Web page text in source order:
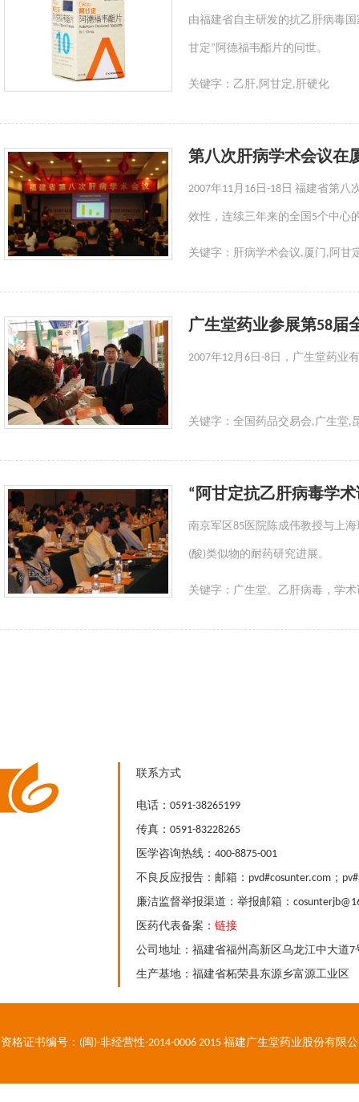
由福建省自主研发的抗乙肝病毒
甘定”阿德福韦酯片的问世。
关键字： 乙肝,阿甘定,肝硬化
第八次肝病学术会议在
2007年11月16日-18日 福建省第
效性，连续三年来的全国5个中心
关键字： 肝病学术会议,厦门,阿甘
广生堂药业参展第58届
2007年12月6日-8日，广生堂药业
关键字： 全国药品交易会,广生堂,
“阿甘定抗乙肝病毒学
南京军区85医院陈成伟教授与上
(酸)类似物的耐药研究进展。
关键字： 广生堂。乙肝病毒，学术
联系方式
电话：0591-38265199
传真：0591-83228265
医学咨询热线：400-8875-001
不良反应报告：邮箱：pvd#cosunter.com；
廉洁监督举报渠道：举报邮箱：
医药代表备案： 链接
公司地址：福建省福州高新区乌龙江中大道7
生产基地：福建省柘荣县东源乡富源工业区
资格证书编号：(闽)-非经营性-2014-0006 2015 福建广生堂药业股份有限公